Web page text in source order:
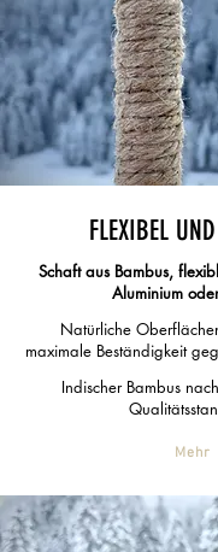
FLEXIBEL
Schaft aus Bambus,
Aluminium
Natürliche
maximale Beständigkeit
Indischer Bambus
Mehr